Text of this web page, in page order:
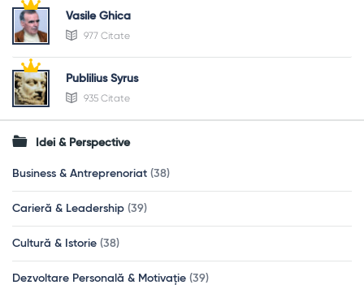
Vasile Ghica
977 Citate
Publilius Syrus
935 Citate
Idei & Perspective
Business & Antreprenoriat (38)
Carieră & Leadership (39)
Cultură & Istorie (38)
Dezvoltare Personală & Motivație (39)